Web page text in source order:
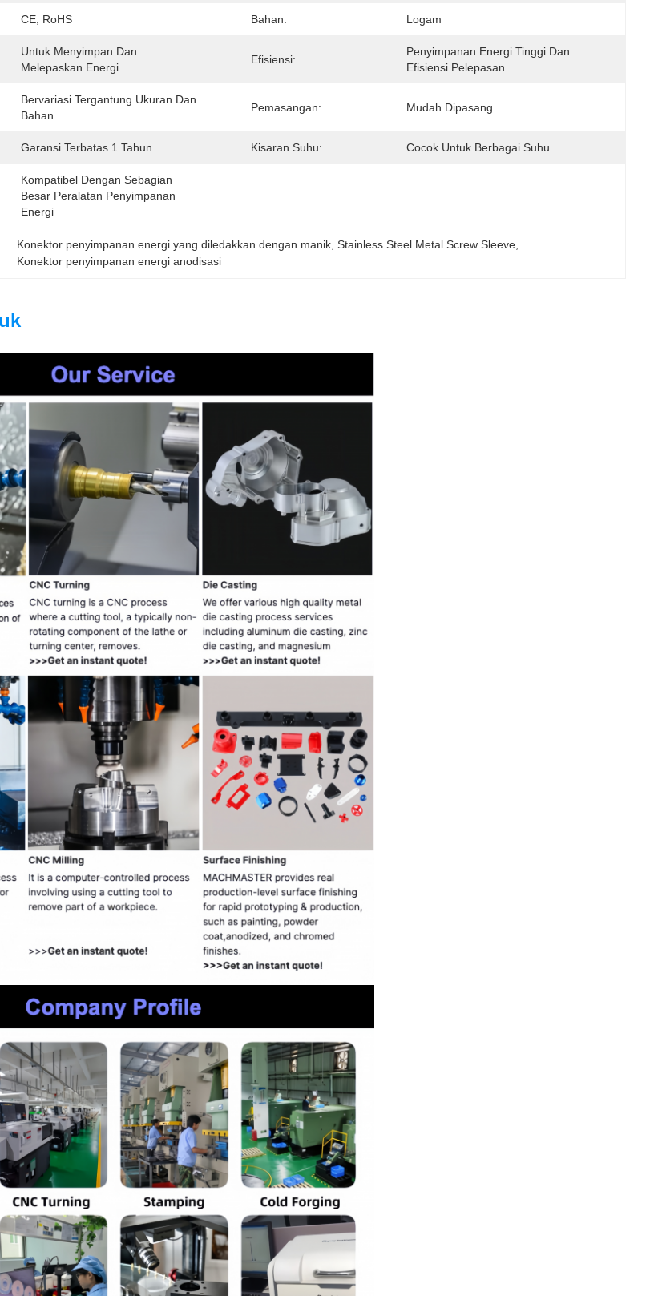
CE, RoHS Bahan: Logam
Untuk Menyimpan Dan
Melepaskan Energi
Efisiensi:
Penyimpanan Energi Tinggi Dan
Efisiensi Pelepasan
Bervariasi Tergantung Ukuran Dan
Bahan
Pemasangan: Mudah Dipasang
Garansi Terbatas 1 Tahun Kisaran Suhu: Cocok Untuk Berbagai Suhu
Kompatibel Dengan Sebagian
Besar Peralatan Penyimpanan
Energi
Konektor penyimpanan energi yang diledakkan dengan manik, Stainless Steel Metal Screw Sleeve,
Konektor penyimpanan energi anodisasi